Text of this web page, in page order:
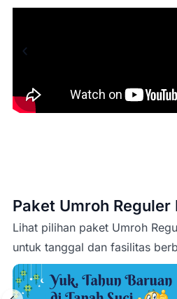
Paket Umroh Reguler
Lihat pilihan paket Umroh
untuk tanggal dan fasilitas